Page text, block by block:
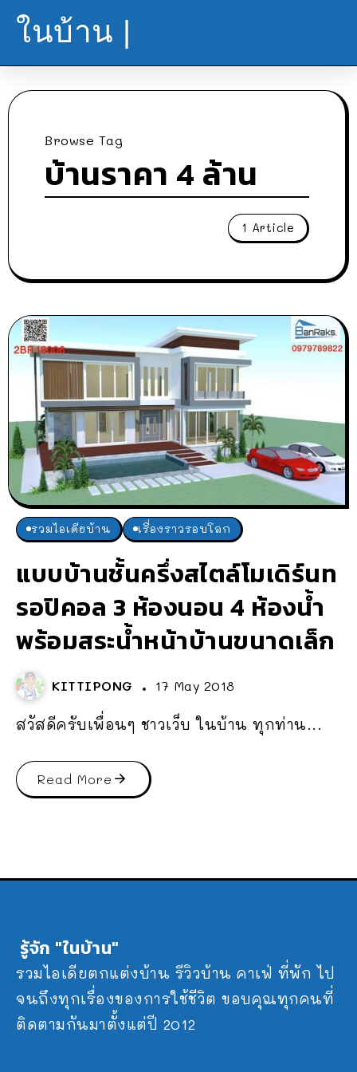
ในบ้าน |
Browse Tag
บ้านราคา 4 ล้าน
1 Article
รวมไอเดียบ้าน เรื่องราวรอบโลก
แบบบ้านชั้นครึ่งสไตล์โมเดิร์นท
รอปิคอล 3 ห้องนอน 4 ห้องน้ำ
พร้อมสระน้ำหน้าบ้านขนาดเล็ก
KITTIPONG 17 May 2018
สวัสดีครับเพื่อนๆ ชาวเว็บ ในบ้าน ทุกท่าน...
Read More
รู้จัก "ในบ้าน"
รวมไอเดียตกแต่งบ้าน รีวิวบ้าน คาเฟ่ ที่พัก ไป
จนถึงทุกเรื่องของการใช้ชีวิต ขอบคุณทุกคนที่
ติดตามกันมาตั้งแต่ปี 2012